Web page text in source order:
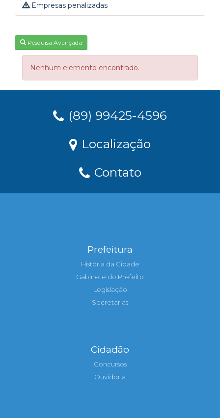
Empresas penalizadas
Pesquisa Avançada
Nenhum elemento encontrado.
(89) 99425-4596
Localização
Contato
Prefeitura
História da Cidade
Gabinete do Prefeito
Legislação
Secretarias
Cidadão
Concursos
Ouvidoria